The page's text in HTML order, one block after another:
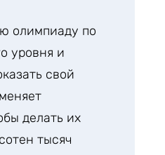
олимпиаду по
уровня и
свой
делать их
тысяч